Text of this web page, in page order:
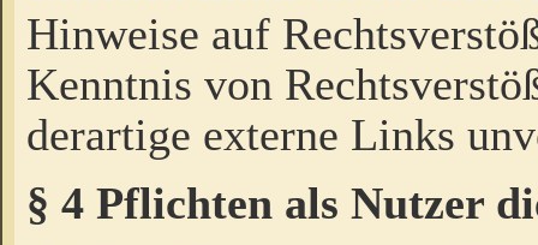
Hinweise auf
Kenntnis von
derartige externe Links
§ 4 Pflichten als Nutzer